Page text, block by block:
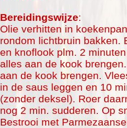
Bereidingswijze:
Olie verhitten in
rondom lichtbruin bakken.
en knoflook plm. 2
alles aan de kook
aan de kook brengen.
in de saus leggen en 10
(zonder deksel). Roer
nog 2 min. sudderen. Op
Bestrooi met